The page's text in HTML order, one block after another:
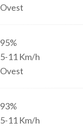
Ovest
95%
5-11 Km/h
Ovest
93%
5-11 Km/h